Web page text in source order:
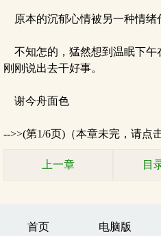
原本的沉郁心情被另一种情绪
不知怎的，猛然想到温眠下午
刚刚说出去干好事。
谢今舟面色
-->>(第1/6页)（本章未完，请点
上一章 目
首页 电脑版